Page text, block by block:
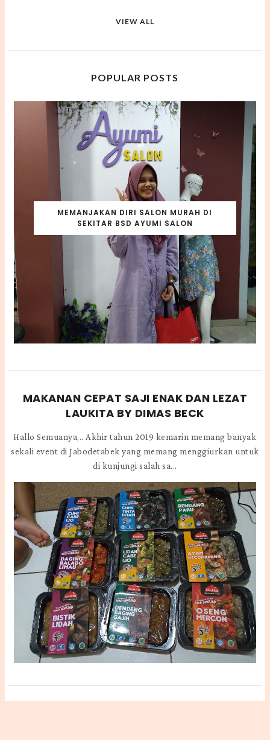
VIEW ALL
POPULAR POSTS
MEMANJAKAN DIRI SALON MURAH DI
SEKITAR BSD AYUMI SALON
MAKANAN CEPAT SAJI ENAK DAN LEZAT
LAUKITA BY DIMAS BECK
Hallo Semuanya,.. Akhir tahun 2019 kemarin memang banyak
sekali event di Jabodetabek yang memang menggiurkan untuk
di kunjungi salah sa...